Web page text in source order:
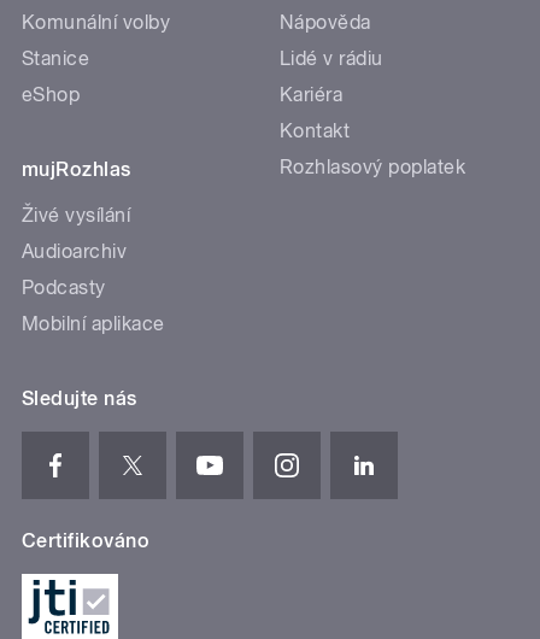
Komunální volby
Stanice
eShop
mujRozhlas
Živé vysílání
Audioarchiv
Podcasty
Mobilní aplikace
Nápověda
Lidé v rádiu
Kariéra
Kontakt
Rozhlasový poplatek
Sledujte nás
Certifikováno